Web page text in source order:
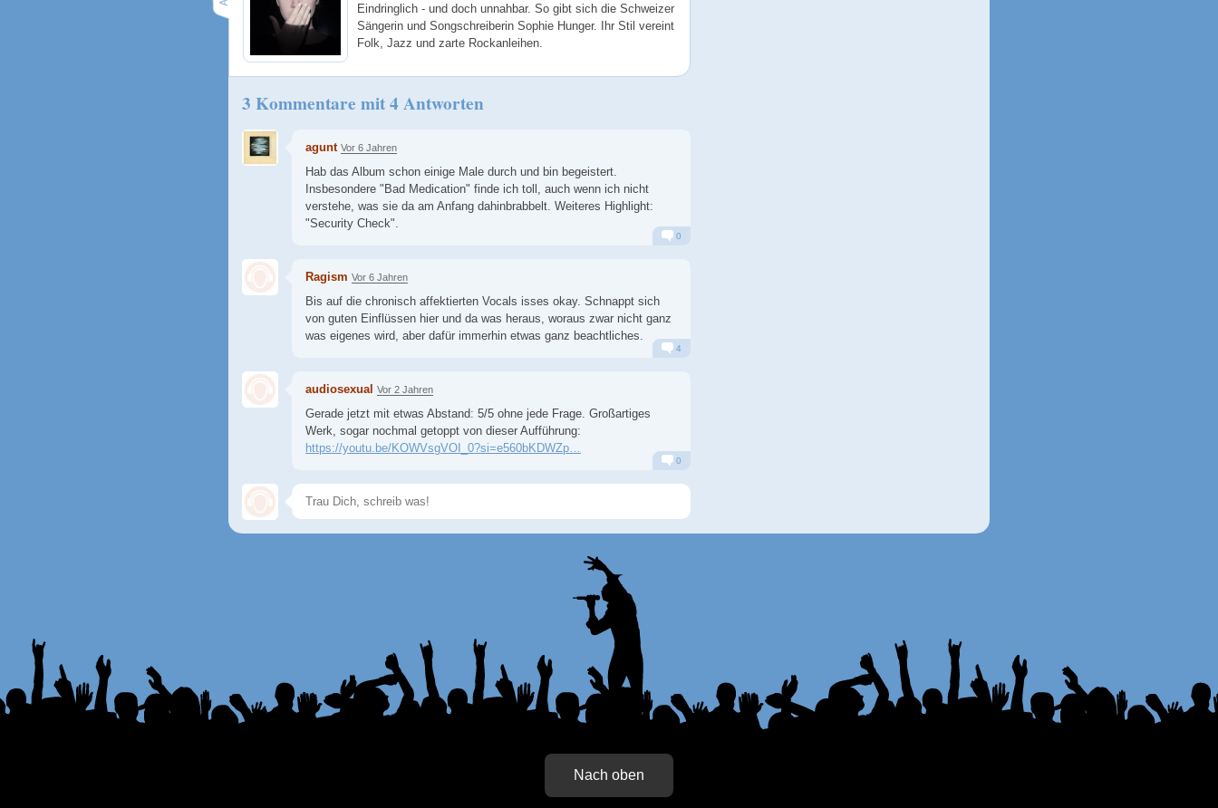
Eindringlich - und doch unnahbar. So gibt sich die Schweizer
Sängerin und Songschreiberin Sophie Hunger. Ihr Stil vereint
Folk, Jazz und zarte Rockanleihen.
3 Kommentare mit 4 Antworten
agunt Vor 6 Jahren
Hab das Album schon einige Male durch und bin begeistert.
Insbesondere "Bad Medication" finde ich toll, auch wenn ich nicht
verstehe, was sie da am Anfang dahinbrabbelt. Weiteres Highlight:
"Security Check".
0
Ragism Vor 6 Jahren
Bis auf die chronisch affektierten Vocals isses okay. Schnappt sich
von guten Einflüssen hier und da was heraus, woraus zwar nicht ganz
was eigenes wird, aber dafür immerhin etwas ganz beachtliches.
4
audiosexual Vor 2 Jahren
Gerade jetzt mit etwas Abstand: 5/5 ohne jede Frage. Großartiges
Werk, sogar nochmal getoppt von dieser Aufführung:
https://youtu.be/KOWVsgVOI_0?si=e560bKDWZp…
Alarm Antworten
0
Speichern
Nach oben